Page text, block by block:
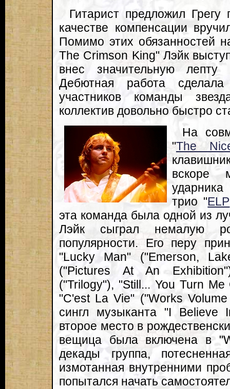
Гитарист предложил
качестве компенсации
Помимо этих обязанностей
The Crimson King" Лэйк
внес значительную
Дебютная работа
участников команды
коллектив довольно быстро
На
"The
вскоре
трио "ELP
эта команда была одной из
Лэйк сыграл немалую
популярности. Его перу
"Lucky Man" ("Emerson,
("Pictures At An
("Trilogy"), "Still... You Turn
"C'est La Vie" ("Works
сингл музыканта "I Believe
второе место в
вещица была включена в
декады группа,
измотанная внутренними
попытался начать